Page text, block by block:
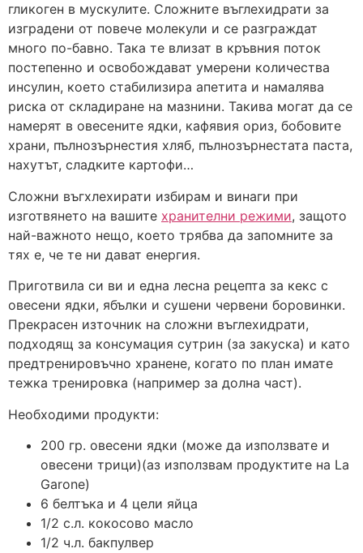
гликоген в мускулите. Сложните въглехидрати за
изградени от повече молекули и се разграждат
много по-бавно. Така те влизат в кръвния поток
постепенно и освобождават умерени количества
инсулин, което стабилизира апетита и намалява
риска от складиране на мазнини. Такива могат да се
намерят в овесените ядки, кафявия ориз, бобовите
храни, пълнозърнестия хляб, пълнозърнестата паста,
нахутът, сладките картофи…
Сложни въгхлехирати избирам и винаги при
изготвянето на вашите хранителни режими, защото
най-важното нещо, което трябва да запомните за
тях е, че те ни дават енергия.
Приготвила си ви и една лесна рецепта за кекс с
овесени ядки, ябълки и сушени червени боровинки.
Прекрасен източник на сложни въглехидрати,
подходящ за консумация сутрин (за закуска) и като
предтренировъчно хранене, когато по план имате
тежка тренировка (например за долна част).
Необходими продукти:
200 гр. овесени ядки (може да използвате и
овесени трици)(аз използвам продуктите на La
Garone)
6 белтъка и 4 цели яйца
1/2 с.л. кокосово масло
1/2 ч.л. бакпулвер